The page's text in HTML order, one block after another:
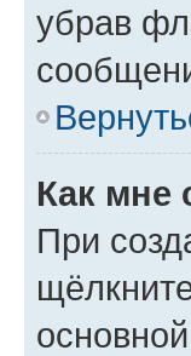
убрав
Как мне
При